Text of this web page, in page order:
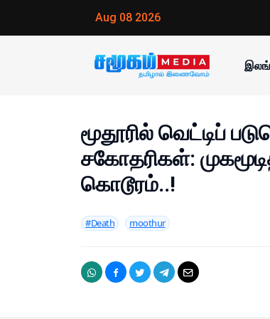
Aug 08 2026
மூதூரில் வெட்டிப்
சகோதரிகள்:
கொடூரம்..!
#Death moothur